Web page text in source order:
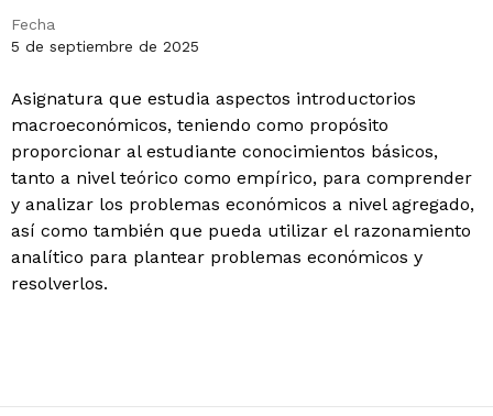
Fecha
5 de septiembre de 2025
Asignatura que estudia aspectos introductorios
macroeconómicos, teniendo como propósito
proporcionar al estudiante conocimientos básicos,
tanto a nivel teórico como empírico, para comprender
y analizar los problemas económicos a nivel agregado,
así como también que pueda utilizar el razonamiento
analítico para plantear problemas económicos y
resolverlos.